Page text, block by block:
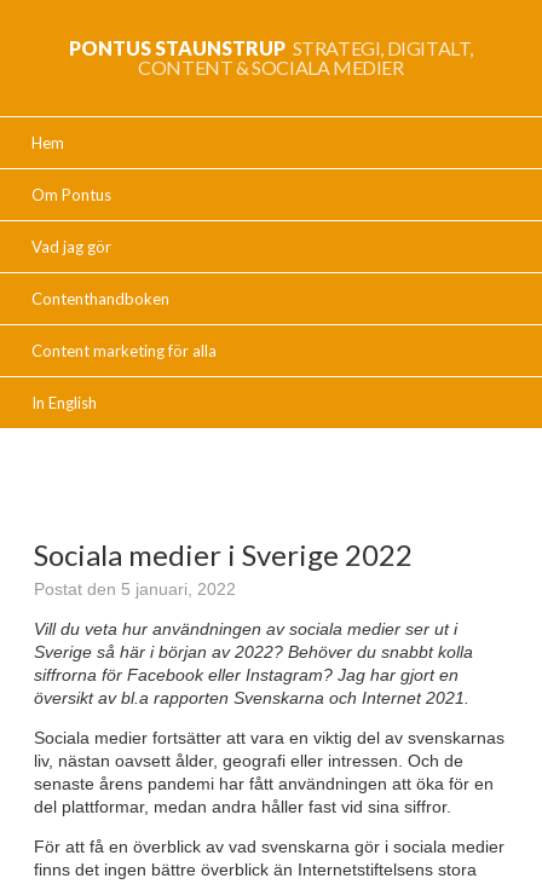
PONTUS STAUNSTRUP STRATEGI, DIGITALT,
CONTENT & SOCIALA MEDIER
Hem
Om Pontus
Vad jag gör
Contenthandboken
Content marketing för alla
In English
Sociala medier i Sverige 2022
Postat den 5 januari, 2022
Vill du veta hur användningen av sociala medier ser ut i
Sverige så här i början av 2022? Behöver du snabbt kolla
siffrorna för Facebook eller Instagram? Jag har gjort en
översikt av bl.a rapporten Svenskarna och Internet 2021.
Sociala medier fortsätter att vara en viktig del av svenskarnas
liv, nästan oavsett ålder, geografi eller intressen. Och de
senaste årens pandemi har fått användningen att öka för en
del plattformar, medan andra håller fast vid sina siffror.
För att få en överblick av vad svenskarna gör i sociala medier
finns det ingen bättre överblick än Internetstiftelsens stora